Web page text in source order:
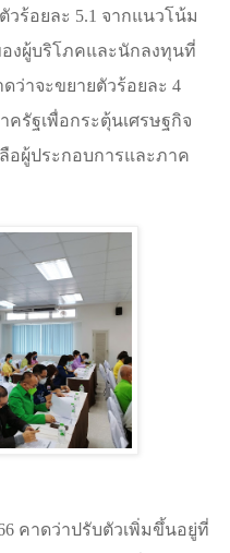
ร้อยละ 5.1 จากแนวโน้ม
งผู้บริโภคและนักลงทุนที่
ว่าจะขยายตัวร้อยละ 4
ครัฐเพื่อกระตุ้นเศรษฐกิจ
อผู้ประกอบการและภาค
คาดว่าปรับตัวเพิ่มขึ้นอยู่ที่